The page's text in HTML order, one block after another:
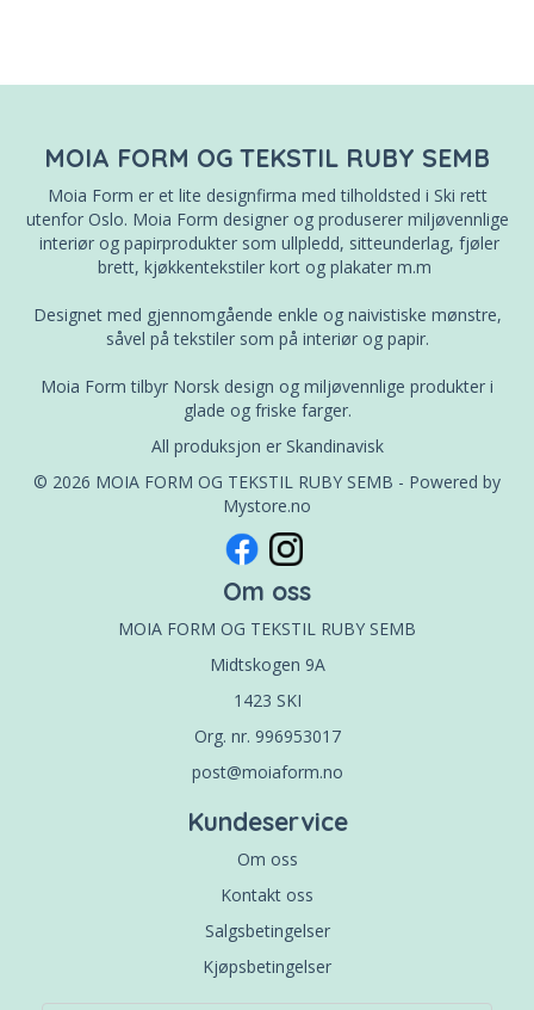
MOIA FORM OG TEKSTIL RUBY SEMB
Moia Form er et lite designfirma med tilholdsted i Ski rett
utenfor Oslo. Moia Form designer og produserer miljøvennlige
interiør og papirprodukter som ullpledd, sitteunderlag, fjøler
brett, kjøkkentekstiler kort og plakater m.m
Designet med gjennomgående enkle og naivistiske mønstre,
såvel på tekstiler som på interiør og papir.
Moia Form tilbyr Norsk design og miljøvennlige produkter i
glade og friske farger.
All produksjon er Skandinavisk
© 2026 MOIA FORM OG TEKSTIL RUBY SEMB - Powered by
Mystore.no
Om oss
MOIA FORM OG TEKSTIL RUBY SEMB
Midtskogen 9A
1423 SKI
Org. nr. 996953017
post@moiaform.no
Kundeservice
Om oss
Kontakt oss
Salgsbetingelser
Kjøpsbetingelser